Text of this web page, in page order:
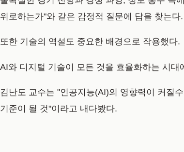
위로하는가"와 같은 감정적 질문에 답을 찾는다.
또한 기술의 역설도 중요한 배경으로 작용했다.
AI와 디지털 기술이 모든 것을 효율화하는 시
김난도 교수는 "인공지능(AI)의 영향력이 커질
기준이 될 것"이라고 내다봤다.